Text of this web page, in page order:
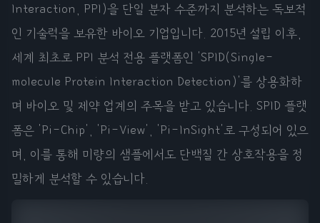
Interaction, PPI)을 단일 분자 수준까지 분석하는 독보적
인 기술력을 보유한 바이오 기업입니다. 2015년 설립 이후,
세계 최초로 PPI 분석 전용 플랫폼인 'SPID(Single-
molecule Protein Interaction Detection)'를 상용화하
며 바이오 및 제약 업계의 주목을 받고 있습니다. SPID 플랫
폼은 'Pi-Chip', 'Pi-View', 'Pi-InSight'로 구성되어 있으
며, 이를 통해 미량의 샘플에서도 단백질 간 상호작용을 정
밀하게 분석할 수 있습니다.